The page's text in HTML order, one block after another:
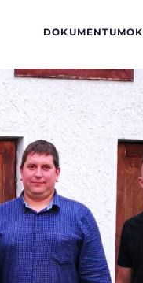
DOKUMENTUMOK